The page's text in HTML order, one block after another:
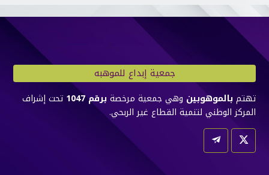
جمعية إبداع للموهبه
تهتمبالموهوبين وهي جمعية مرخصة برقم 1047
تحت إشراف
المركز الوطني لتنمية القطاع غير الربحي.